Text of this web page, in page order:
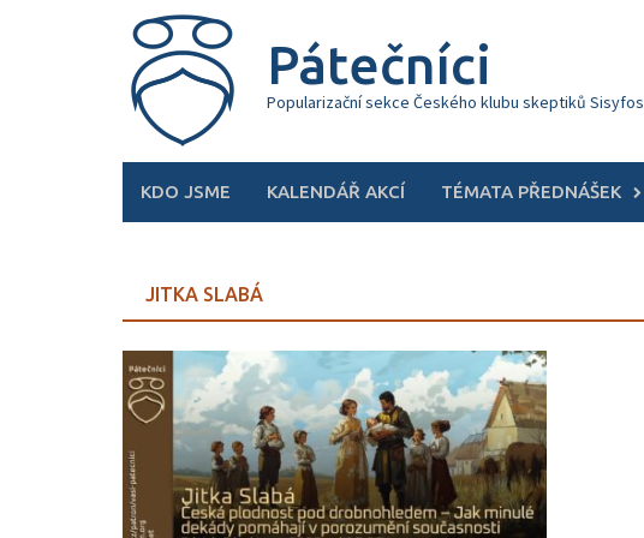
Pátečníci
Popularizační sekce Českého klubu skeptiků Sisyfos
KDO JSME KALENDÁŘ AKCÍ TÉMATA PŘEDNÁŠEK
JITKA SLABÁ